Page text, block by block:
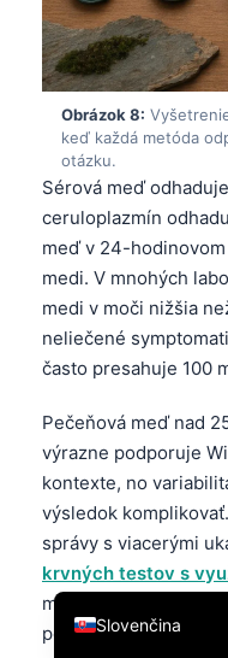
Obrázok 8:
keď každá metóda
otázku.
Sérová meď
ceruloplazmín
meď v 24-
medi. V mnohých
medi v moči nižšia
neliečené
často presahuje 100
Pečeňová meď nad
výrazne podporuje
kontexte, no
výsledok
správy s viacerými
krvných testov s
môžete si udržať
poradí ešte pred
Slovenčina
English
Deutsch
العربية
Français
עִבְרִית
Español
Português
Ελληνικά
Türkçe
Română
简体中文
فارسی
Български
Dansk